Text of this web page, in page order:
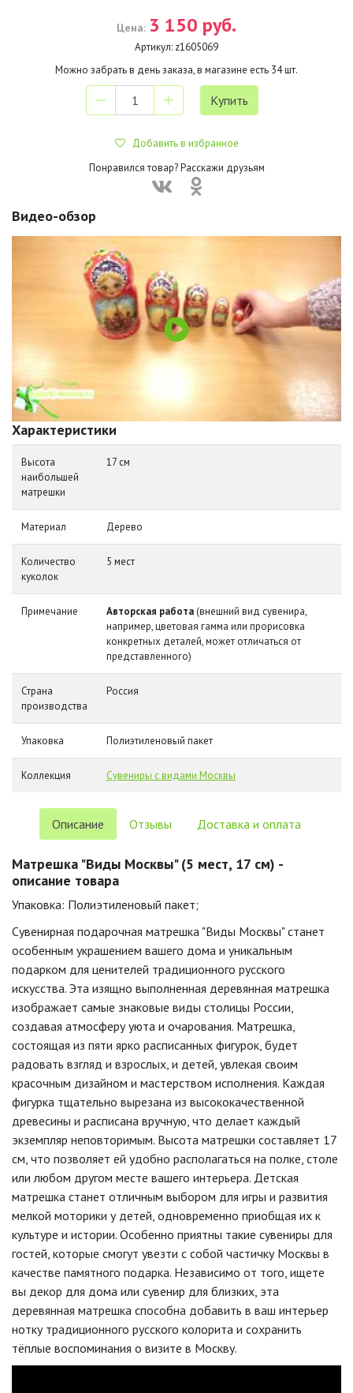
Цена: 3 150 руб.
Артикул: z1605069
Можно забрать в день заказа, в магазине есть 34шт.
Добавить в избранное
Понравился товар? Расскажи друзьям
Видео-обзор
Характеристики
Высота
наибольшей
матрешки
17 см
Материал Дерево
Количество
куколок
5 мест
Примечание Авторская работа(внешний вид сувенира,
например, цветовая гамма или прорисовка
конкретных деталей, может отличаться от
представленного)
Страна
производства
Россия
Упаковка Полиэтиленовый пакет
Коллекция Сувениры с видами Москвы
Описание Отзывы Доставка и оплата
Матрешка "Виды Москвы" (5 мест, 17 см) -
описание товара
Упаковка: Полиэтиленовый пакет;
Сувенирная подарочная матрешка "Виды Москвы" станет
особенным украшением вашего дома и уникальным
подарком для ценителей традиционного русского
искусства. Эта изящно выполненная деревянная матрешка
изображает самые знаковые виды столицы России,
создавая атмосферу уюта и очарования. Матрешка,
состоящая из пяти ярко расписанных фигурок, будет
радовать взгляд и взрослых, и детей, увлекая своим
красочным дизайном и мастерством исполнения. Каждая
фигурка тщательно вырезана из высококачественной
древесины и расписана вручную, что делает каждый
экземпляр неповторимым. Высота матрешки составляет 17
см, что позволяет ей удобно располагаться на полке, столе
или любом другом месте вашего интерьера. Детская
матрешка станет отличным выбором для игры и развития
мелкой моторики у детей, одновременно приобщая их к
культуре и истории. Особенно приятны такие сувениры для
гостей, которые смогут увезти с собой частичку Москвы в
качестве памятного подарка. Независимо от того, ищете
вы декор для дома или сувенир для близких, эта
деревянная матрешка способна добавить в ваш интерьер
нотку традиционного русского колорита и сохранить
тёплые воспоминания о визите в Москву.